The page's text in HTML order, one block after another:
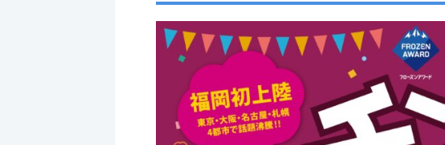
e
b
o
o
k